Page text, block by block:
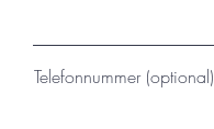
Telefonnummer (optional)